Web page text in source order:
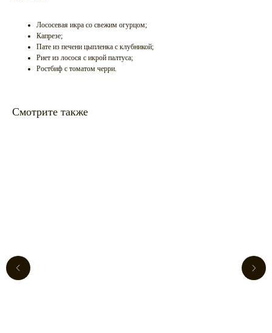
Лососевая икра со свежим огурцом;
Капрезе;
Пате из печени цыпленка с клубникой;
Риет из лосося с икрой палтуса;
Ростбиф с томатом черри.
Смотрите также